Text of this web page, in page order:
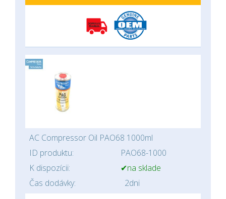
AC Compressor Oil PAO68 1000ml
ID produktu:
PAO68-1000
K dispozícii:
✔na sklade
Čas dodávky:
2dni